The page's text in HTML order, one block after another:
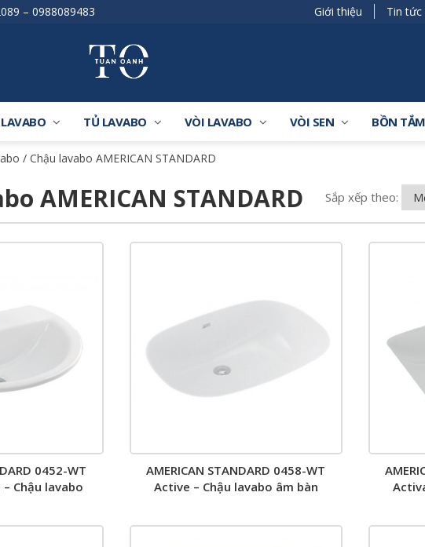
– 0988089483 Giới thiệu Tin tức
TỦ LAVABO VÒI LAVABO VÒI SEN BỒN TẮM
/ Chậu lavabo AMERICAN STANDARD
AMERICAN STANDARD Sắp xếp theo:
0452-WT
Chậu lavabo
AMERICAN STANDARD 0458-WT
Active – Chậu lavabo âm bàn